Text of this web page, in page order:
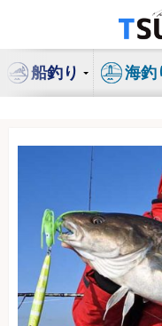
ン
船釣り 海釣